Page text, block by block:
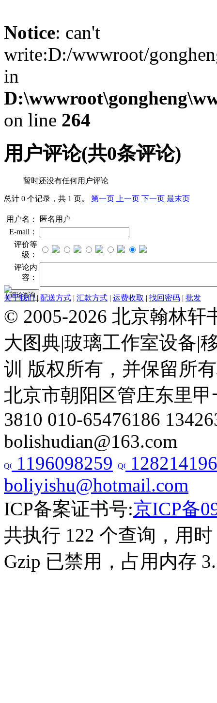
Notice: can't
write:D:/wwwroot/
in
on line 264
用户评论(共0条评论)
暂时还没有任何用户评论
总计 0 个记录，共 1 页。 第一页 上一页 下一页 最末页
用户名：
匿名用户
E-mail：
评价等
级：
评论内
容：
关于我们 |配送方式 | 汇款方式 | 运费收取 | 找回密码 | 批发
© 2005-2026 北京翰林轩
大图典|玻璃工作室设备|
训 版权所有，并保留所
北京市朝阳区管庄东里甲
3810 010-65476186
bolishudian@163.com
1196098259
boliyishu@hotmail.com
ICP备案证书号:京ICP备
共执行 122 个查询，用
Gzip 已禁用，占用内存